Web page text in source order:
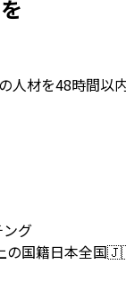
材を48時間以
グ
の国籍日本全国